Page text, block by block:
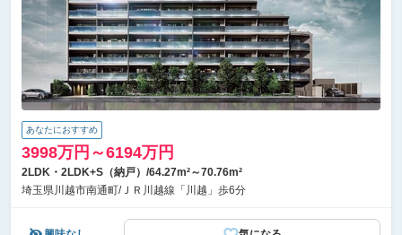
あなたにおすすめ
3998万円～6194万円
2LDK・2LDK+S（納戸）/64.27m²～70.76m²
埼玉県川越市南通町/ＪＲ川越線「川越」歩6分